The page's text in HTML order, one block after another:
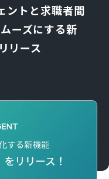
ントと求職者間
ーズにする新
リース